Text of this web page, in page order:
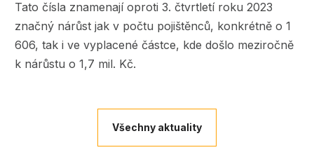
Tato čísla znamenají oproti 3. čtvrtletí roku 2023
značný nárůst jak v počtu pojištěnců, konkrétně o 1
606, tak i ve vyplacené částce, kde došlo meziročně
k nárůstu o 1,7 mil. Kč.
Všechny aktuality